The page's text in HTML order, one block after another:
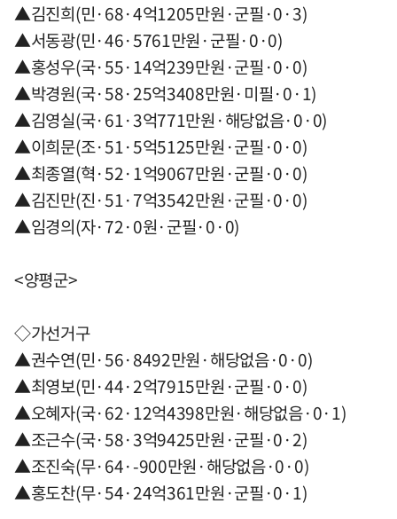
▲김진희(민·68·4억1205만원·군필·0·3)
▲서동광(민·46·5761만원·군필·0·0)
▲홍성우(국·55·14억239만원·군필·0·0)
▲박경원(국·58·25억3408만원·미필·0·1)
▲김영실(국·61·3억771만원·해당없음·0·0)
▲이희문(조·51·5억5125만원·군필·0·0)
▲최종열(혁·52·1억9067만원·군필·0·0)
▲김진만(진·51·7억3542만원·군필·0·0)
▲임경의(자·72·0원·군필·0·0)
<양평군>
◇가선거구
▲권수연(민·56·8492만원·해당없음·0·0)
▲최영보(민·44·2억7915만원·군필·0·0)
▲오혜자(국·62·12억4398만원·해당없음·0·1)
▲조근수(국·58·3억9425만원·군필·0·2)
▲조진숙(무·64·-900만원·해당없음·0·0)
▲홍도찬(무·54·24억361만원·군필·0·1)